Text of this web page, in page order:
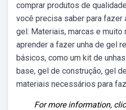
comprar produtos de
você precisa saber para fazer
gel: Materiais, marcas e
aprender a fazer unha de gel
básicos, como um kit de
base, gel de construção, gel
materiais necessários para
For more information,